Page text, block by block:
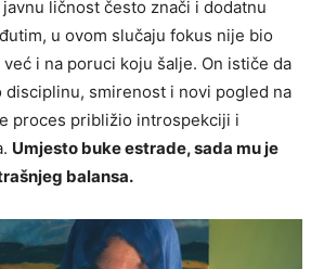
ličnost često znači i dodatnu
u ovom slučaju fokus nije bio
i na poruci koju šalje. On ističe da
disciplinu, smirenost i novi pogled na
proces približio introspekciji i
Umjesto buke estrade, sada mu je
balansa.